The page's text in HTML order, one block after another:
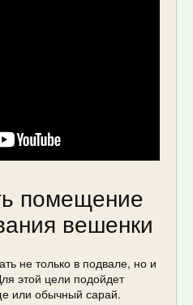
помещение
вешенки
не только в подвале, но и
этой цели подойдет
или обычный сарай.